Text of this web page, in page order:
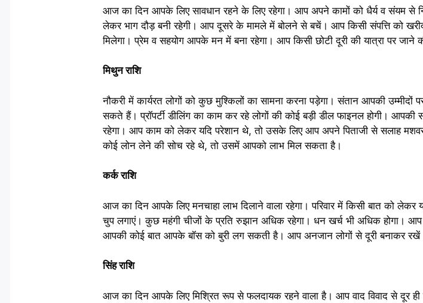
आज का दिन आपके लिए सावधान रहने के लिए रहेगा। आप अपने कामों को धैर्य व संयम से
लेकर भाग दौड़ बनी रहेगी। आप दूसरे के मामले में बोलने से बचें। आप किसी संपत्ति को
मिलेगा। प्रेम व सहयोग आपके मन में बना रहेगा। आप किसी छोटी दूरी की यात्रा पर जाने
मिथुन राशि
नौकरी में कार्यरत लोगों को कुछ मुश्किलों का सामना करना पड़ेगा। संतान आपकी उम्मीदों
सकते हैं। प्रॉपर्टी डीलिंग का काम कर रहे लोगों की कोई बड़ी डील फाइनल होगी।
रहेगा। आप काम को लेकर यदि परेशान थे, तो उसके लिए आप अपने पिताजी से सलाह
कोई लोन लेने की सोच रहे थे, तो उसमें आपको लाभ मिल सकता है।
कर्क राशि
आज का दिन आपके लिए मनचाहा लाभ दिलाने वाला रहेगा। परिवार में किसी बात को
चुप लगाएं। कुछ महंगी चीजों के प्रति रुझान अधिक रहेगा। धन खर्च भी अधिक होगा।
आपकी कोई बात आपके बॉस को बुरी लग सकती है। आप अनजान लोगों से दूरी बनाकर
सिंह राशि
आज का दिन आपके लिए मिश्रित रूप से फलदायक रहने वाला है। आप वाद विवाद से दूर